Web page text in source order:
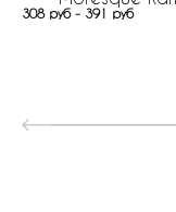
308 руб - 391 руб